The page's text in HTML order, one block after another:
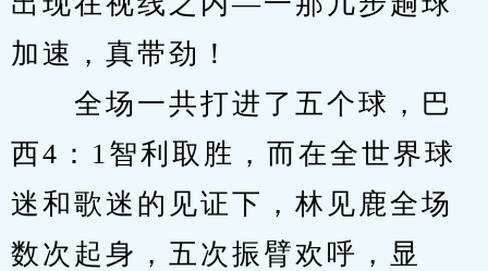
加速，真带劲！
全场一共打进了五个球，巴
西4：1智利取胜，而在全世界球
迷和歌迷的见证下，林见鹿全场
数次起身，五次振臂欢呼，显